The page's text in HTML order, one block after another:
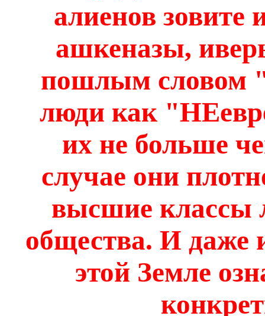
алиенов зовите
ашкеназы,
пошлым словом
люди как
их не больше
случае они
высшие классы
общества. И даже
этой Земле